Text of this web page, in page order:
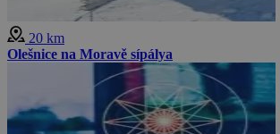
20 km
Olešnice na Moravě sípálya